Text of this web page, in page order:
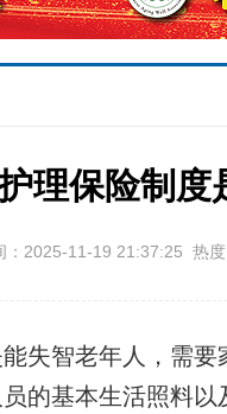
理保险制度
：2025-11-19 21:37:25 热
智老年人，需要
的基本生活照料